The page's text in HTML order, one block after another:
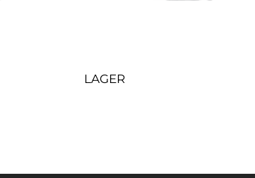
LAGER